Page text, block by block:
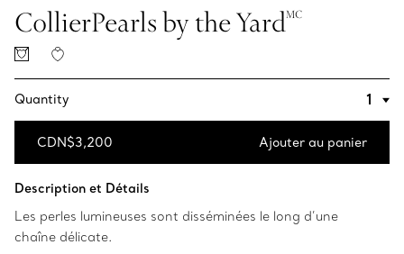
CollierPearls by the YardMC
Quantity
CDN$3,200 Ajouter au panier
Description et Détails
Les perles lumineuses sont disséminées le long d’une
chaîne délicate.